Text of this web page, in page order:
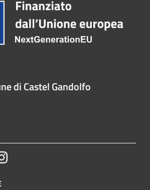
di Castel Gandolfo
Instagram